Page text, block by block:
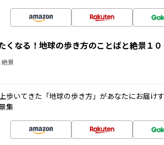
くなる！地球の歩き方のことばと絶景１０
景
歩いてきた「地球の歩き方」があなたにお届け
集